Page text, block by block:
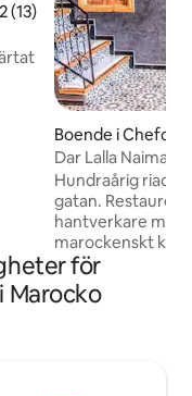
5 i genomsnittligt
(13)
Boende i
Dar Lalla Naima –
modern komfort
Hundraårig riad
gatan.
hantverkare
marockenskt
handgjorda
badrum,
sovrum och
för
Marocko